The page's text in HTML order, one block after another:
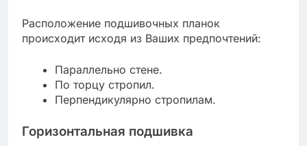
Расположение подшивочных планок
происходит исходя из Ваших предпочтений:
Параллельно стене.
По торцу стропил.
Перпендикулярно стропилам.
Горизонтальная подшивка